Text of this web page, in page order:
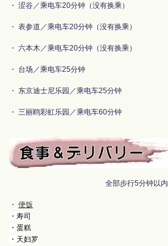
・ 涩谷／乘电车20分钟（没有换乘）
・ 表参道／乘电车20分钟（没有换乘）
・ 六本木／乘电车20分钟（没有换乘）
・ 台场／乘电车25分钟
・ 东京迪士尼乐园／乘电车25分钟
・ 三丽鸥彩虹乐园／乘电车60分钟
全部步行5分钟以内
・ 便饭
・寿司
・蛋糕
・天妇罗